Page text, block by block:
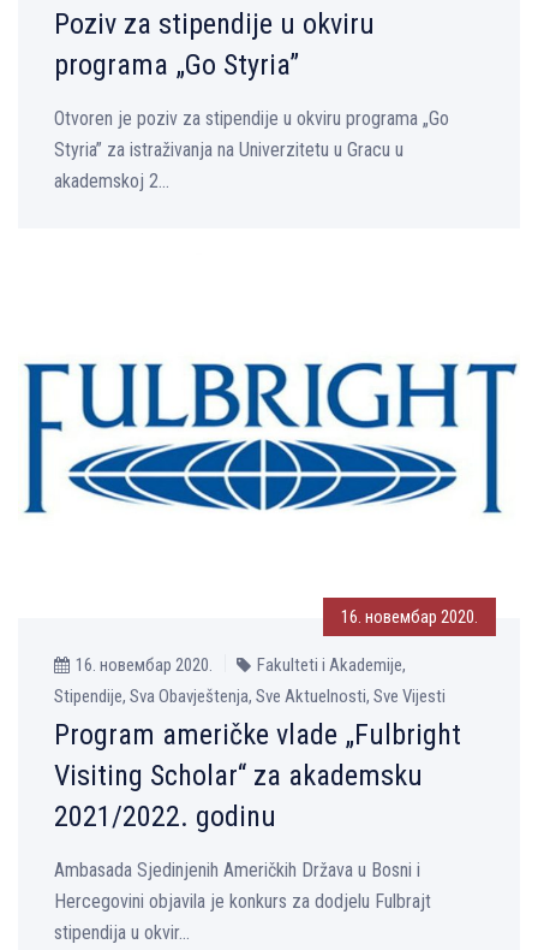
Poziv za stipendije u okviru
programa „Go Styria”
Otvoren je poziv za stipendije u okviru programa „Go
Styria” za istraživanja na Univerzitetu u Gracu u
akademskoj 2...
16. новембар 2020.
16. новембар 2020.
Fakulteti i Akademije,
Stipendije, Sva Obavještenja, Sve Aktuelnosti, Sve Vijesti
Program američke vlade „Fulbright
Visiting Scholar“ za akademsku
2021/2022. godinu
Ambasada Sjedinjenih Američkih Država u Bosni i
Hercegovini objavila je konkurs za dodjelu Fulbrajt
stipendija u okvir...